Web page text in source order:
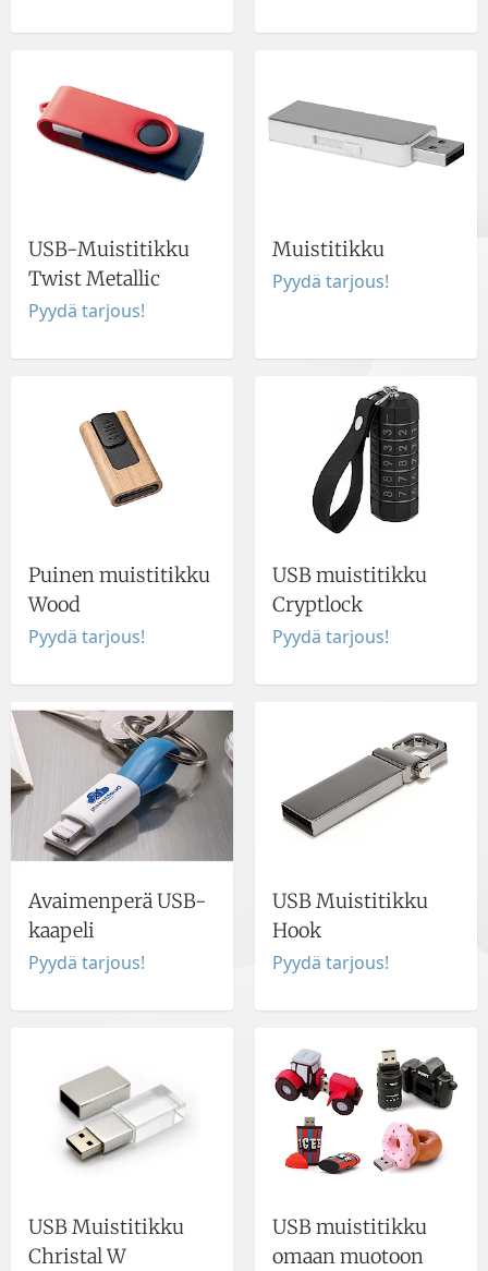
USB-Muistitikku
Twist Metallic
Pyydä tarjous!
Muistitikku
Pyydä tarjous!
Puinen muistitikku
Wood
Pyydä tarjous!
USB muistitikku
Cryptlock
Pyydä tarjous!
Avaimenperä USB-
kaapeli
Pyydä tarjous!
USB Muistitikku
Hook
Pyydä tarjous!
USB Muistitikku
Christal W
USB muistitikku
omaan muotoon